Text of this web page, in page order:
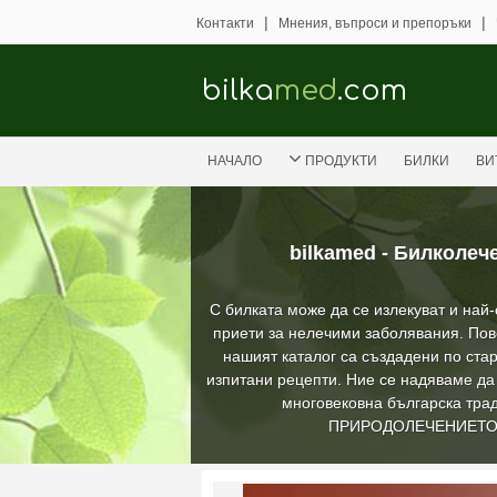
bilkamed -
С билката може да се излекуват и
приети за нелечими заболявания.
нашият каталог са създадени по
изпитани рецепти. Ние се надяваме
многовековна българска
ПРИРОДОЛЕЧЕНИЕТО
Контакти | Мнения, въпроси и препоръки |
bilkamed.com
НАЧАЛО ПРОДУКТИ БИЛКИ